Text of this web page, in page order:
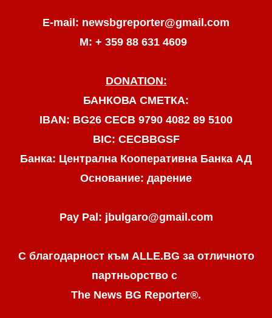
E-mail: newsbgreporter@gmail.com
М: + 359 88 631 4609
DONATION:
БАНКОВА СМЕТКА:
IBAN: BG26 CECB 9790 4082 89 5100
BIC: CECBBGSF
Банка: Централна Кооперативна Банка АД
Основание: дарение
Pay Pal: jbulgaro@gmail.com
С благодарност към ALLE.BG за отличното
партньорство с
The News BG Reporter®.